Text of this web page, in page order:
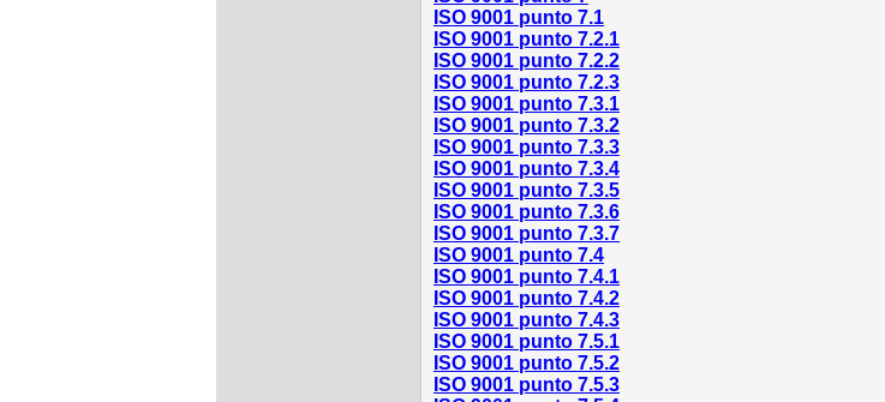
ISO 9001 punto 7.1
ISO 9001 punto 7.2.1
ISO 9001 punto 7.2.2
ISO 9001 punto 7.2.3
ISO 9001 punto 7.3.1
ISO 9001 punto 7.3.2
ISO 9001 punto 7.3.3
ISO 9001 punto 7.3.4
ISO 9001 punto 7.3.5
ISO 9001 punto 7.3.6
ISO 9001 punto 7.3.7
ISO 9001 punto 7.4
ISO 9001 punto 7.4.1
ISO 9001 punto 7.4.2
ISO 9001 punto 7.4.3
ISO 9001 punto 7.5.1
ISO 9001 punto 7.5.2
ISO 9001 punto 7.5.3